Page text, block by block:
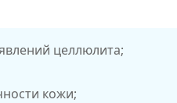
целлюлита;
кожи;